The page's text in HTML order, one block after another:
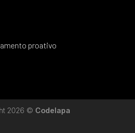
proativo
2026 © Codelapa